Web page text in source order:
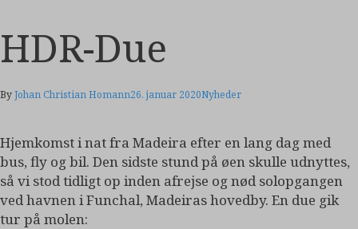
HDR-Due
ByJohan Christian Homann26. januar 2020Nyheder
Hjemkomst i nat fra Madeira efter en lang dag med
bus, fly og bil. Den sidste stund på øen skulle udnyttes,
så vi stod tidligt op inden afrejse og nød solopgangen
ved havnen i Funchal, Madeiras hovedby. En due gik
tur på molen: